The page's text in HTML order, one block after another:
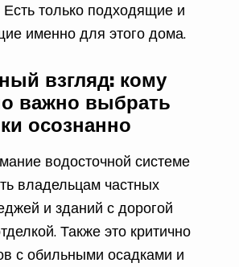
Есть только подходящие и
именно для этого дома.
взгляд: кому
важно выбрать
осознанно
водосточной системе
владельцам частных
и зданий с дорогой
Также это критично
с обильными осадками и